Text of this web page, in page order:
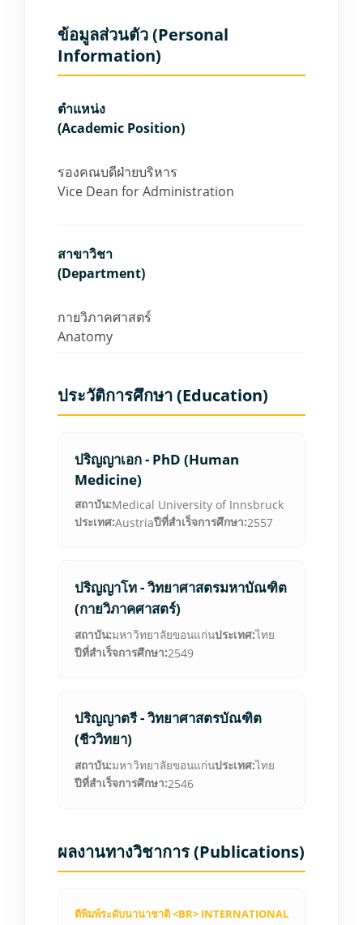
ข้อมูลส่วนตัว (Personal
Information)
ตำแหน่ง
(Academic Position)
รองคณบดีฝ่ายบริหาร
Vice Dean for Administration
สาขาวิชา
(Department)
กายวิภาคศาสตร์
Anatomy
ประวัติการศึกษา (Education)
ปริญญาเอก - PhD (Human
Medicine)
สถาบัน:Medical University of Innsbruck
ประเทศ:Austriaปีที่สำเร็จการศึกษา:2557
ปริญญาโท - วิทยาศาสตรมหาบัณฑิต
(กายวิภาคศาสตร์)
สถาบัน:มหาวิทยาลัยขอนแก่นประเทศ:ไทย
ปีที่สำเร็จการศึกษา:2549
ปริญญาตรี - วิทยาศาสตรบัณฑิต
(ชีววิทยา)
สถาบัน:มหาวิทยาลัยขอนแก่นประเทศ:ไทย
ปีที่สำเร็จการศึกษา:2546
ผลงานทางวิชาการ (Publications)
ตีพิมพ์ระดับนานาชาติ <BR> INTERNATIONAL